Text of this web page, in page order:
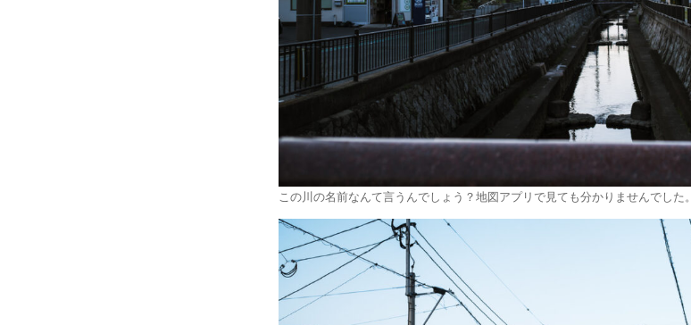
この川の名前なんて言うんでしょう？地図アプリで見ても分かりませんでした。